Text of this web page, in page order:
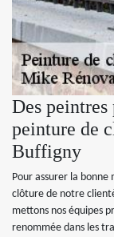
Des peintres
peinture de
Buffigny
Pour assurer la
clôture de notre
mettons nos équipes
renommée dans les